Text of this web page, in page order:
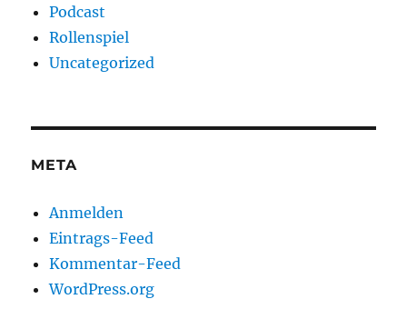
Podcast
Rollenspiel
Uncategorized
META
Anmelden
Eintrags-Feed
Kommentar-Feed
WordPress.org